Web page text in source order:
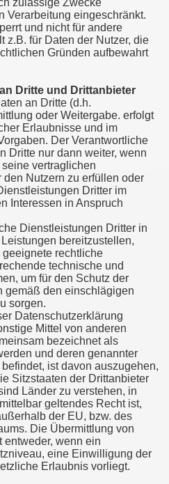
zulässige Zwecke
Verarbeitung eingeschränkt.
und nicht für andere
z.B. für Daten der Nutzer, die
Gründen aufbewahrt
Dritte und Drittanbieter
an Dritte (d.h.
oder Weitergabe. erfolgt
Erlaubnisse und im
Der Verantwortliche
Dritte nur dann weiter, wenn
vertraglichen
Nutzern zu erfüllen oder
Dritter im
Interessen in Anspruch
Dienstleistungen Dritter in
bereitzustellen,
rechtliche
technische und
um für den Schutz der
gemäß den einschlägigen
sorgen.
Datenschutzerklärung
Mittel von anderen
bezeichnet als
und deren genannter
ist davon auszugehen,
Sitzstaaten der Drittanbieter
Länder zu verstehen, in
geltendes Recht ist,
der EU, bzw. des
Die Übermittlung von
entweder, wenn ein
eine Einwilligung der
Erlaubnis vorliegt.